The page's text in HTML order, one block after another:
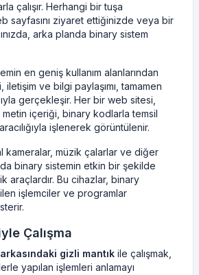
çalışır. Herhangi bir tuşa
sayfasını ziyaret ettiğinizde veya bir
arka planda binary sistem
en geniş kullanım alanlarından
ve bilgi paylaşımı, tamamen
gerçekleşir. Her bir web sitesi,
içeriği, binary kodlarla temsil
işlenerek görüntülenir.
kameralar, müzik çalarlar ve diğer
binary sistemin etkin bir şekilde
araçlardır. Bu cihazlar, binary
işlemciler ve programlar
Çalışma
gizli mantık ile çalışmak,
yapılan işlemleri anlamayı